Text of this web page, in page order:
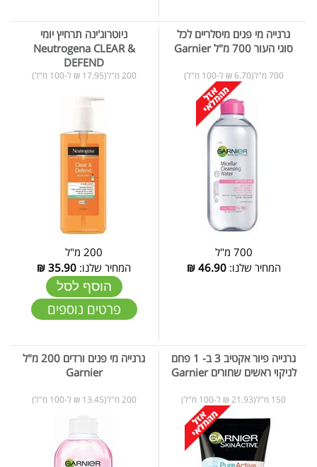
גרנייה מי פנים מיסלריים לכל
סוגי העור 700 מ"ל Garnier
700 מ"ל(6.70 ₪ ל-100 מ"ל)
700 מ"ל
המחיר שלנו:46.90
₪
ניוטרוג'ינה תרחיץ יומי
Neutrogena CLEAR &
DEFEND
200 מ"ל(17.95 ₪ ל-100 מ"ל)
200 מ"ל
המחיר שלנו: 35.90
₪
הוסף לסל
פרטים נוספים
גרנייה פיור אקטיב 3 ב- 1 פחם
לניקוי ראשים שחורים Garnier
150 מ"ל(21.93 ₪ ל-100 מ"ל)
גרנייה מי פנים ורדים 200 מ"ל
Garnier
200 מ"ל(13.45 ₪ ל-100 מ"ל)